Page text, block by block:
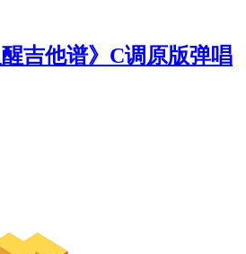
吉他谱》C调原版弹唱